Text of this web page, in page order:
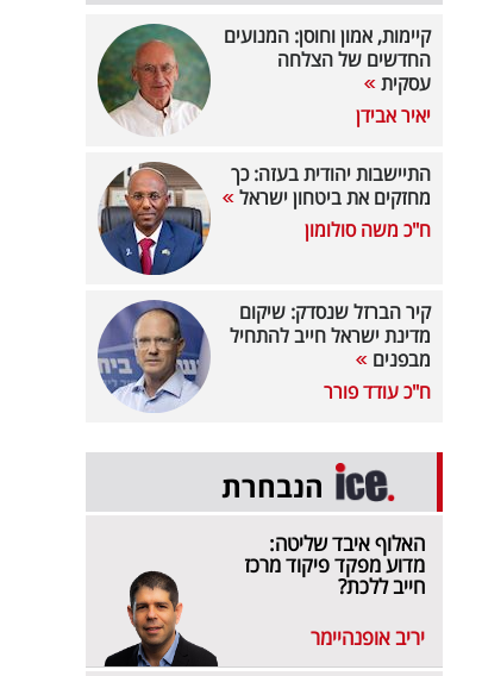
קיימות, אמון וחוסן: המנועים
החדשים של הצלחה
עסקית
יאיר אבידן
התיישבות יהודית בעזה: כך
מחזקים את ביטחון ישראל
ח"כ משה סולומון
קיר הברזל שנסדק: שיקום
מדינת ישראל חייב להתחיל
מבפנים
ח"כ עודד פורר
הנבחרת
האלוף איבד שליטה:
מדוע מפקד פיקוד מרכז
חייב ללכת?
יריב אופנהיימר